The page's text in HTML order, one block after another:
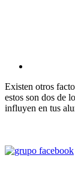
Existen otros
estos son dos de
influyen en tus